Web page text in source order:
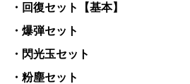
・回復セット【基本】
・爆弾セット
・閃光玉セット
・粉塵セット